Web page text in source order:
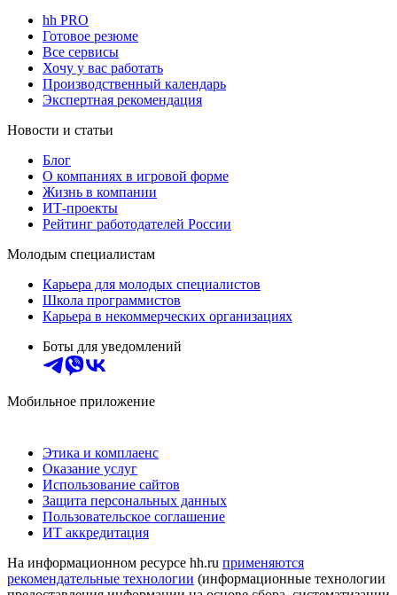
hh PRO
Готовое резюме
Все сервисы
Хочу у вас работать
Производственный календарь
Экспертная рекомендация
Новости и статьи
Блог
О компаниях в игровой форме
Жизнь в компании
ИТ-проекты
Рейтинг работодателей России
Молодым специалистам
Карьера для молодых специалистов
Школа программистов
Карьера в некоммерческих организациях
Боты для уведомлений
Мобильное приложение
Этика и комплаенс
Оказание услуг
Использование сайтов
Защита персональных данных
Пользовательское соглашение
ИТ аккредитация
На информационном ресурсе hh.ru применяются
рекомендательные технологии (информационные технологии